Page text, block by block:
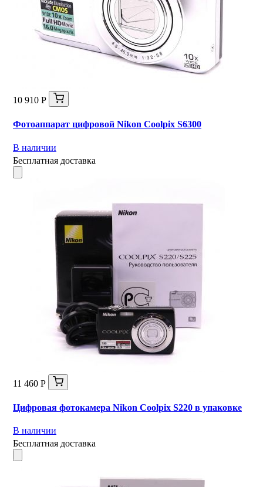
10 910 Р
Фотоаппарат цифровой Nikon Coolpix S6300
В наличии
Бесплатная доставка
11 460 Р
Цифровая фотокамера Nikon Coolpix S220 в упаковке
В наличии
Бесплатная доставка